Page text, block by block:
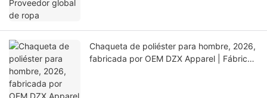
Chaqueta de poliéster para hombre, 2026,
fabricada por OEM DZX Apparel | Fábrica